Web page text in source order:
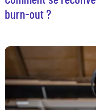
burn-out ?